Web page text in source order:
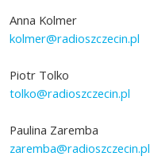
Anna Kolmer
kolmer@radioszczecin.pl
Piotr Tolko
tolko@radioszczecin.pl
Paulina Zaremba
zaremba@radioszczecin.pl